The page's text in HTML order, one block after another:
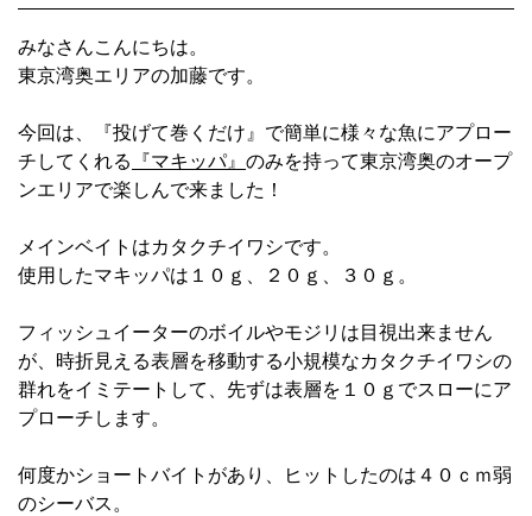
みなさんこんにちは。
東京湾奥エリアの加藤です。
今回は、『投げて巻くだけ』で簡単に様々な魚にアプロー
チしてくれる 『マキッパ』 のみを持って東京湾奥のオープ
ンエリアで楽しんで来ました！
メインベイトはカタクチイワシです。
使用したマキッパは１０ｇ、２０ｇ、３０ｇ。
フィッシュイーターのボイルやモジリは目視出来ません
が、時折見える表層を移動する小規模なカタクチイワシの
群れをイミテートして、先ずは表層を１０ｇでスローにア
プローチします。
何度かショートバイトがあり、ヒットしたのは４０ｃｍ弱
のシーバス。